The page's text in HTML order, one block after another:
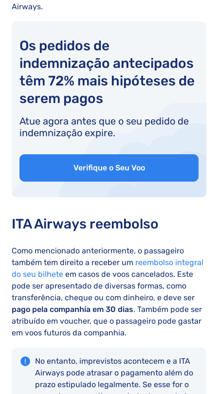
Airways.
Os pedidos de
indemnização antecipados
têm 72% mais hipóteses de
serem pagos
Atue agora antes que o seu pedido de
indemnização expire.
Verifique o Seu Voo
ITA Airways reembolso
Como mencionado anteriormente, o passageiro
também tem direito a receber um reembolso integral
do seu bilhete em casos de voos cancelados. Este
pode ser apresentado de diversas formas, como
transferência, cheque ou com dinheiro, e deve ser
pago pela companhia em 30 dias. Também pode ser
atribuído em voucher, que o passageiro pode gastar
em voos futuros da companhia.
No entanto, imprevistos acontecem e a ITA
Airways pode atrasar o pagamento além do
prazo estipulado legalmente. Se esse for o